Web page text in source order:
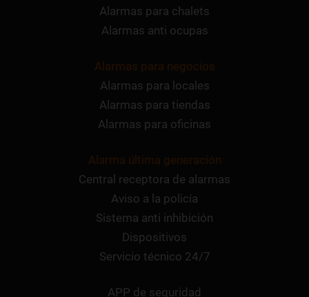
Alarmas para chalets
Alarmas anti ocupas
Alarmas para negocios
Alarmas para locales
Alarmas para tiendas
Alarmas para oficinas
Alarma última generación
Central receptora de alarmas
Aviso a la policía
Sistema anti inhibición
Dispositivos
Servicio técnico 24/7
APP de seguridad